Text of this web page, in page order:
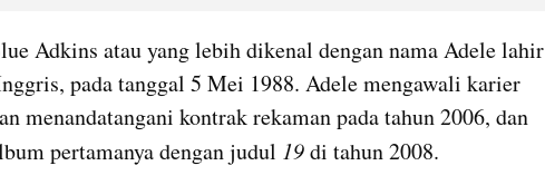
Adkins atau yang lebih dikenal dengan nama Adele lahir
pada tanggal 5 Mei 1988. Adele mengawali karier
menandatangani kontrak rekaman pada tahun 2006, dan
pertamanya dengan judul 19 di tahun 2008.